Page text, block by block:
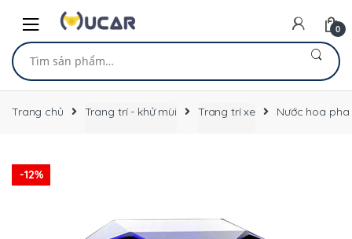
navigation
content
0
Tìm
kiếm:
Trang chủ Trang trí - khử mùi Trang trí xe Nước hoa pha
-12%